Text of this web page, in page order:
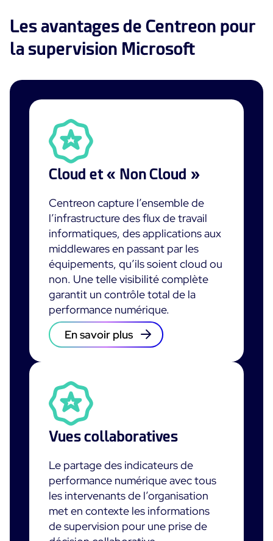
Les avantages de Centreon pour
la supervision Microsoft
Cloud et « Non Cloud »
Centreon capture l’ensemble de
l’infrastructure des flux de travail
informatiques, des applications aux
middlewares en passant par les
équipements, qu’ils soient cloud ou
non. Une telle visibilité complète
garantit un contrôle total de la
performance numérique.
En savoir plus
Vues collaboratives
Le partage des indicateurs de
performance numérique avec tous
les intervenants de l’organisation
met en contexte les informations
de supervision pour une prise de